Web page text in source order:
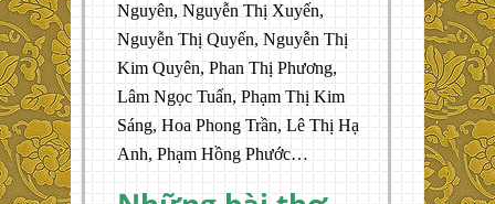
Nguyên, Nguyễn Thị Xuyến,
Nguyễn Thị Quyến, Nguyễn Thị
Kim Quyên, Phan Thị Phương,
Lâm Ngọc Tuấn, Phạm Thị Kim
Sáng, Hoa Phong Trần, Lê Thị Hạ
Anh, Phạm Hồng Phước…